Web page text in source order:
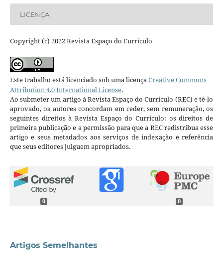
LICENÇA
Copyright (c) 2022 Revista Espaço do Currículo
Este trabalho está licenciado sob uma licençaCreative Commons
Attribution 4.0 International License.
Ao submeter um artigo à Revista Espaço do Currículo (REC) e tê-lo
aprovado, os autores concordam em ceder, sem remuneração, os
seguintes direitos à Revista Espaço do Currículo: os direitos de
primeira publicação e a permissão para que a REC redistribua esse
artigo e seus metadados aos serviços de indexação e referência
que seus editores julguem apropriados.
0 0
Artigos Semelhantes